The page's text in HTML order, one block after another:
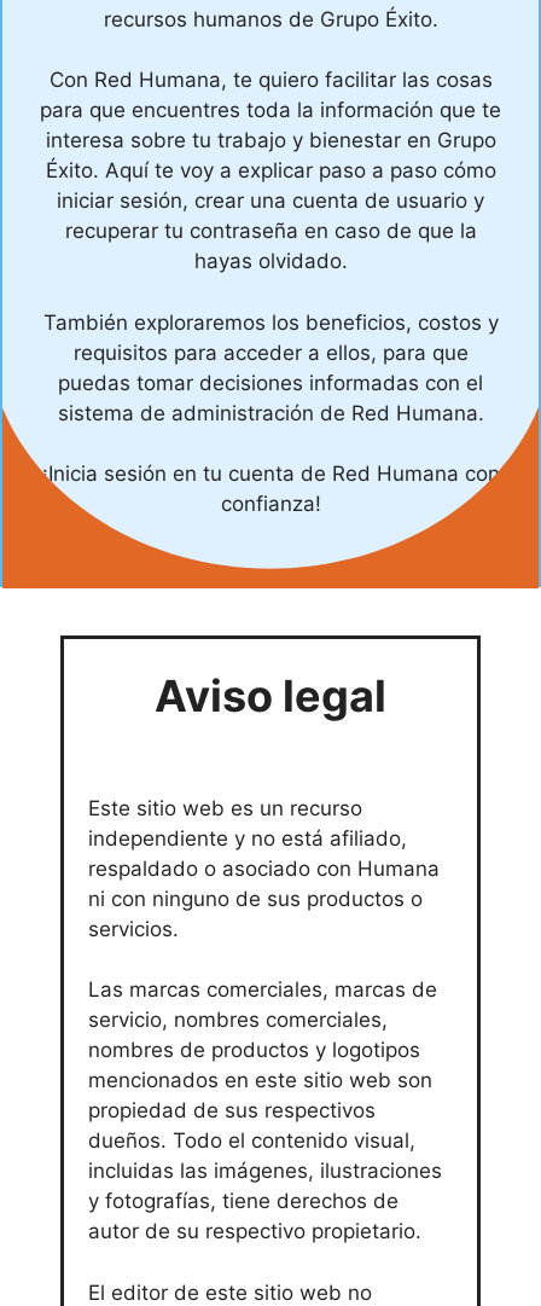
recursos humanos de Grupo Éxito.
Con Red Humana, te quiero facilitar las cosas
para que encuentres toda la información que te
interesa sobre tu trabajo y bienestar en Grupo
Éxito. Aquí te voy a explicar paso a paso cómo
iniciar sesión, crear una cuenta de usuario y
recuperar tu contraseña en caso de que la
hayas olvidado.
También exploraremos los beneficios, costos y
requisitos para acceder a ellos, para que
puedas tomar decisiones informadas con el
sistema de administración de Red Humana.
¡Inicia sesión en tu cuenta de Red Humana con
confianza!
Aviso legal
Este sitio web es un recurso
independiente y no está afiliado,
respaldado o asociado con Humana
ni con ninguno de sus productos o
servicios.
Las marcas comerciales, marcas de
servicio, nombres comerciales,
nombres de productos y logotipos
mencionados en este sitio web son
propiedad de sus respectivos
dueños. Todo el contenido visual,
incluidas las imágenes, ilustraciones
y fotografías, tiene derechos de
autor de su respectivo propietario.
El editor de este sitio web no